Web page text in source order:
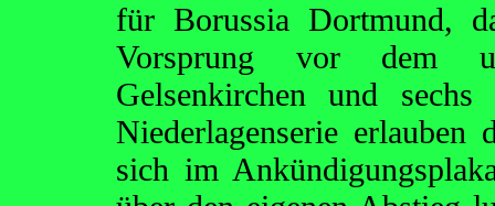
für Borussia Dortmund,
Vorsprung vor dem
Gelsenkirchen und
Niederlagenserie
sich im